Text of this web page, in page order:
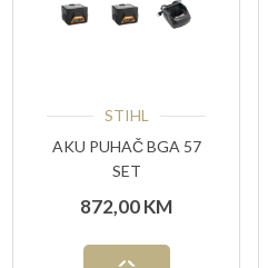
STIHL
AKU PUHAČ BGA 57
SET
872,00KM